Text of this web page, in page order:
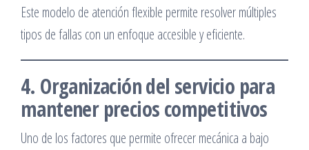
Este modelo de atención flexible permite resolver múltiples
tipos de fallas con un enfoque accesible y eficiente.
4. Organización del servicio para
mantener precios competitivos
Uno de los factores que permite ofrecer mecánica a bajo